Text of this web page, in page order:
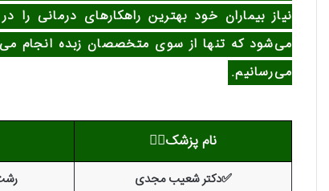
نیاز بیماران خود بهترین راهکارهای درمانی
می‌شود که تنها از سوی متخصصان زبده انجام
می‌رسانیم.
نام پزشک👨‍⚕️
✅دکتر شعیب مجدی